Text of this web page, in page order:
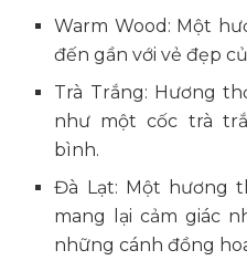
Warm Wood: Một
đến gần với vẻ đẹp
Trà Trắng: Hương
như một cốc trà
bình.
Đà Lạt: Một hương
mang lại cảm giác
những cánh đồng